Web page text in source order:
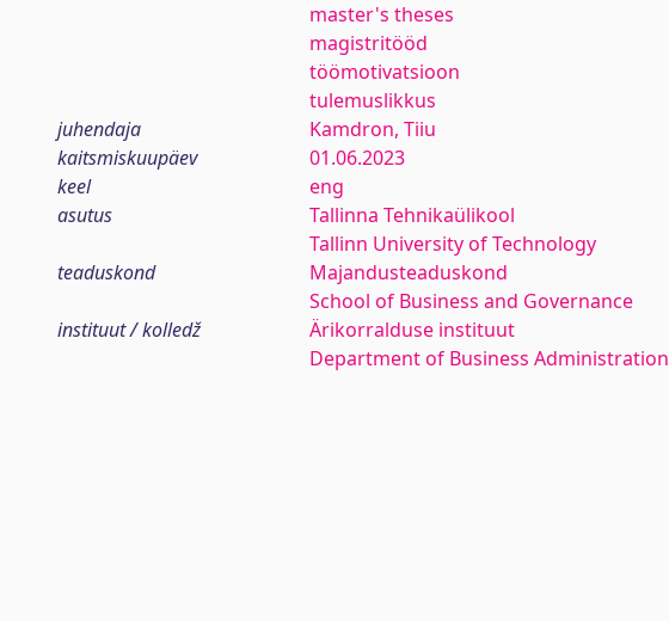
master's theses
magistritööd
töömotivatsioon
tulemuslikkus
juhendaja
Kamdron, Tiiu
kaitsmiskuupäev
01.06.2023
keel
eng
asutus
Tallinna Tehnikaülikool
Tallinn University of Technology
teaduskond
Majandusteaduskond
School of Business and Governance
instituut / kolledž
Ärikorralduse instituut
Department of Business Administration